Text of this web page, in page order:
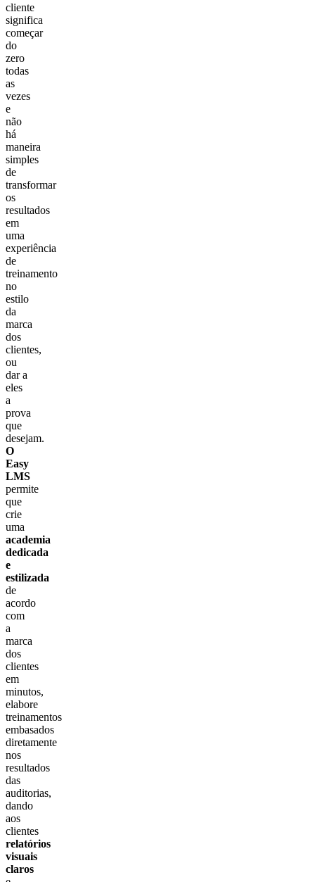
cliente
significa
começar
do
zero
todas
as
vezes
e
não
há
maneira
simples
de
transformar
os
resultados
em
uma
experiência
de
treinamento
no
estilo
da
marca
dos
clientes,
ou
dar a
eles
a
prova
que
desejam.
O
Easy
LMS
permite
que
crie
uma
academia
dedicada
e
estilizada
de
acordo
com
a
marca
dos
clientes
em
minutos,
elabore
treinamentos
embasados
diretamente
nos
resultados
das
auditorias,
dando
aos
clientes
relatórios
visuais
claros